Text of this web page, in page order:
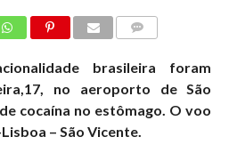
brasileira foram
no aeroporto de São
cocaína no estômago. O voo
– São Vicente.